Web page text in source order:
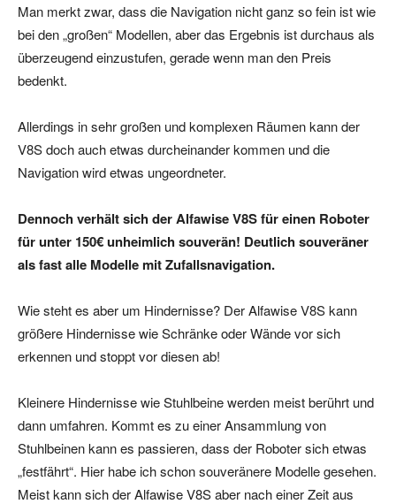
Man merkt zwar, dass die Navigation nicht ganz so fein ist wie
bei den „großen“ Modellen, aber das Ergebnis ist durchaus als
überzeugend einzustufen, gerade wenn man den Preis
bedenkt.
Allerdings in sehr großen und komplexen Räumen kann der
V8S doch auch etwas durcheinander kommen und die
Navigation wird etwas ungeordneter.
Dennoch verhält sich der Alfawise V8S für einen Roboter
für unter 150€ unheimlich souverän! Deutlich souveräner
als fast alle Modelle mit Zufallsnavigation.
Wie steht es aber um Hindernisse? Der Alfawise V8S kann
größere Hindernisse wie Schränke oder Wände vor sich
erkennen und stoppt vor diesen ab!
Kleinere Hindernisse wie Stuhlbeine werden meist berührt und
dann umfahren. Kommt es zu einer Ansammlung von
Stuhlbeinen kann es passieren, dass der Roboter sich etwas
„festfährt“. Hier habe ich schon souveränere Modelle gesehen.
Meist kann sich der Alfawise V8S aber nach einer Zeit aus